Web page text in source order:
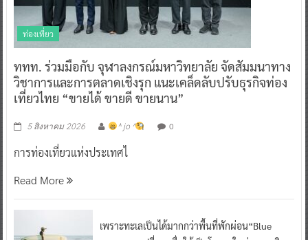
ท่องเที่ยว
ททท. ร่วมมือกับ จุฬาลงกรณ์มหาวิทยาลัย จัดสัมมนาทาง
วิชาการและการตลาดเชิงรุก แนะเคล็ดลับปรับธุรกิจท่อง
เที่ยวไทย “ขายได้ ขายดี ขายนาน”
5 สิงหาคม 2026 ^ jo ^ 0
การท่องเที่ยวแห่งประเทศไ
Read More
เพราะทะเลเป็นได้มากกว่าพื้นที่พักผ่อน“Blue